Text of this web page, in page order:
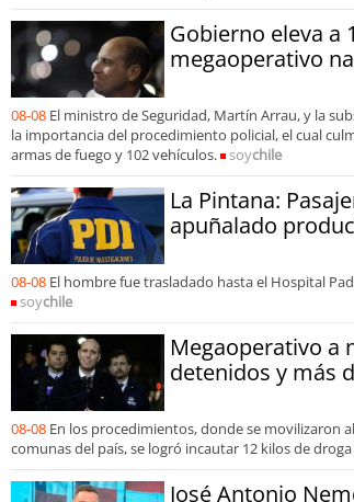
Gobierno eleva a
megaoperativo
08-08 El ministro de Seguridad, Martín Arrau, y la
la importancia del procedimiento policial, el cual
armas de fuego y 102 vehículos.
soychile
La Pintana:
apuñalado
08-08 El hombre fue trasladado hasta el Hospital
soychile
Megaoperativo a
detenidos y más
08-08 En los procedimientos, donde se movilizaron
comunas del país, se logró incautar 12 kilos de
José Antonio